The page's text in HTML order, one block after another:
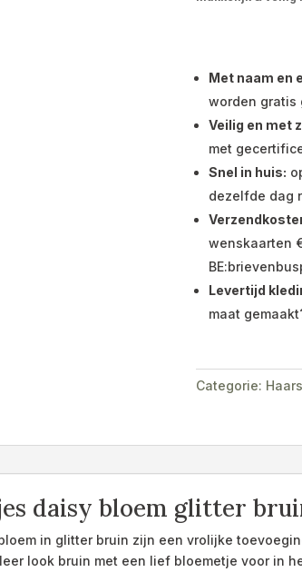
Met naam en
worden gratis
Veilig en met
met
Snel in huis:
dezelfde dag
wenskaarten
Levertijd
maat
Categorie:
daisy bloem glitter
in glitter bruin zijn een vrolijke
look bruin met een lief bloemetje voor in